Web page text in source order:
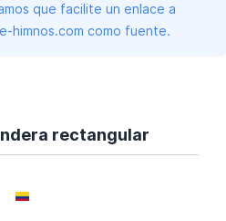
que facilite un enlace a
himnos.com como fuente.
rectangular